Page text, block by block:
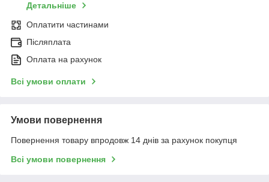
Детальніше
Оплатити частинами
Післяплата
Оплата на рахунок
Всі умови оплати
Умови повернення
Повернення товару впродовж 14 днів за рахунок покупця
Всі умови повернення